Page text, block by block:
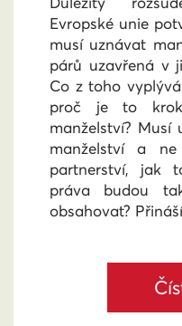
Evropské unie
musí uznávat
párů uzavřená v
Co z toho
proč je to
manželství? Musí
manželství a ne
partnerství, jak
práva budou
obsahovat?